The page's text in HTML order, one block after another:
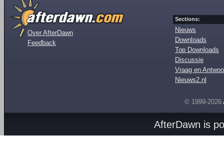
Over AfterDawn
Feedback
Sections:
Nieuws
Downloads
Top Downloads
Discussie
Vraag en
Nieuws2.nl
© 1999-2026
AfterDawn is